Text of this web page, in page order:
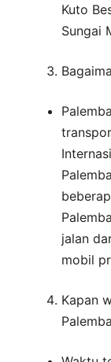
Kuto
Sungai
jalan
mobil
Kapan